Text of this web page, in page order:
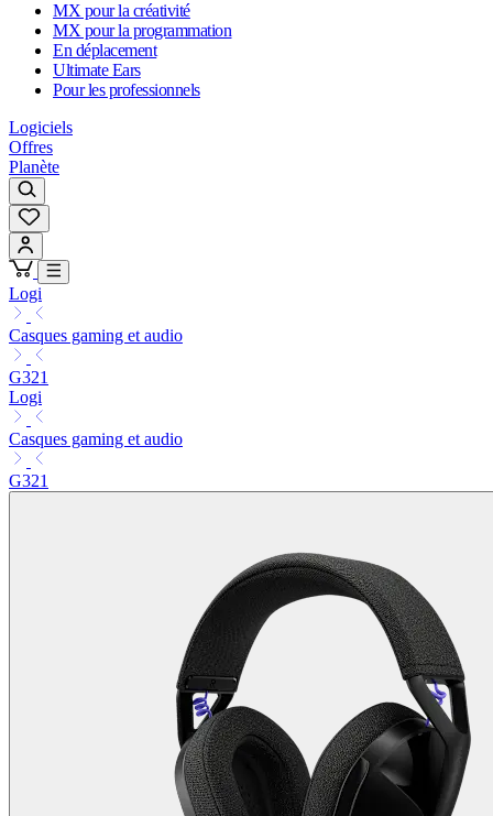
MX pour la créativité
MX pour la programmation
En déplacement
Ultimate Ears
Pour les professionnels
Logiciels
Offres
Planète
Logi
Casques gaming et audio
G321
Logi
Casques gaming et audio
G321